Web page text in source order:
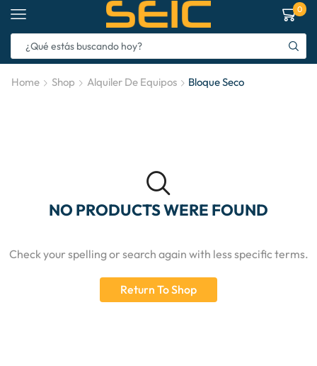
0
Home Shop Alquiler De Equipos Bloque Seco
NO PRODUCTS WERE FOUND
Check your spelling or search again with less specific terms.
Return To Shop